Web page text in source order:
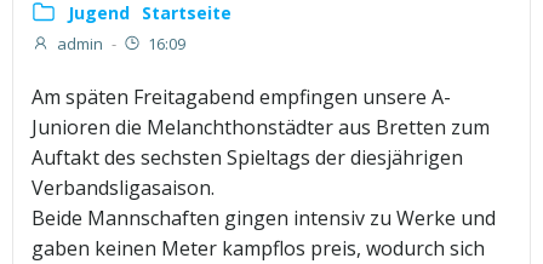
Jugend Startseite
admin - 16:09
Am späten Freitagabend empfingen unsere A-
Junioren die Melanchthonstädter aus Bretten zum
Auftakt des sechsten Spieltags der diesjährigen
Verbandsligasaison.
Beide Mannschaften gingen intensiv zu Werke und
gaben keinen Meter kampflos preis, wodurch sich